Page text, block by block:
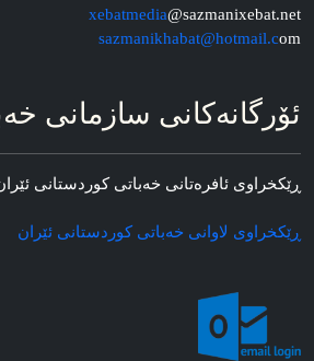
xebatmedia@sazmanixebat.net
sazmanikhabat@hotmail.com
ئۆرگانه‌کانی سازمانی
ڕێکخراوی ئافره‌تانی خه‌باتی کوردستانی
ڕێکخراوی لاوانی خه‌باتی کوردستانی ئێران